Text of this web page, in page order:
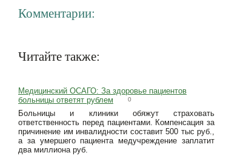
Комментарии:
Читайте также:
Медицинский ОСАГО: За здоровье пациентов
больницы ответят рублем
0
Больницы и клиники обяжут страховать
ответственность перед пациентами. Компенсация за
причинение им инвалидности составит 500 тыс руб.,
а за умершего пациента медучреждение заплатит
два миллиона руб.